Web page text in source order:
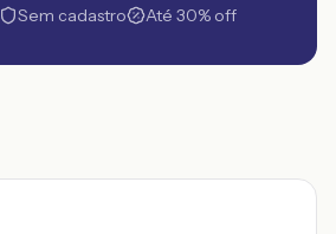
Sem cadastro Até 30% off